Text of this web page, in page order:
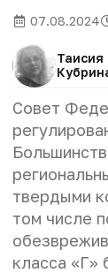
07.08.2024
Таисия
Совет
твердыми
том числе
класса «Г»